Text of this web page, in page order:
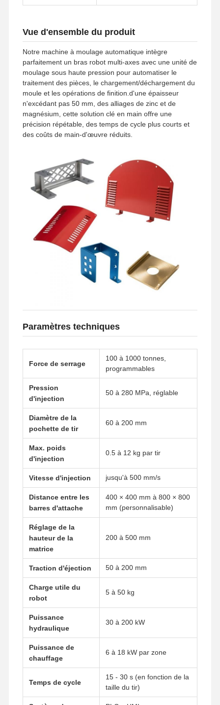
Accueil Produits
Les Affaires
Causez
Maintenant
Casting de dépérisation en aluminium
Pièces d'usinage CNC
fabrication de pièces automobiles
Boîtier moulé sous pression
Prototypage rapide
traitement de surface métallique
moules de coulée sous pression
Vue d'ensemble du produit
Notre machine à moulage automatique intègre
parfaitement un bras robot multi-axes avec une unité de
moulage sous haute pression pour automatiser le
traitement des pièces, le chargement/déchargement du
moule et les opérations de finition.d'une épaisseur
n'excédant pas 50 mm, des alliages de zinc et de
magnésium, cette solution clé en main offre une
précision répétable, des temps de cycle plus courts et
des coûts de main-d'œuvre réduits.
Paramètres techniques
Force de serrage
100 à 1000 tonnes,
programmables
Pression
d'injection
50 à 280 MPa, réglable
Diamètre de la
pochette de tir
60 à 200 mm
Max. poids
d'injection
0.5 à 12 kg par tir
Vitesse d'injection jusqu'à 500 mm/s
Distance entre les
barres d'attache
400 × 400 mm à 800 × 800
mm (personnalisable)
Réglage de la
hauteur de la
matrice
200 à 500 mm
Traction d'éjection 50 à 200 mm
Charge utile du
robot
5 à 50 kg
Puissance
hydraulique
30 à 200 kW
Puissance de
chauffage
6 à 18 kW par zone
Temps de cycle
15 - 30 s (en fonction de la
taille du tir)